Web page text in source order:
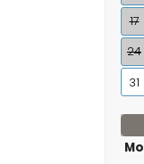
17
24
31
Mo